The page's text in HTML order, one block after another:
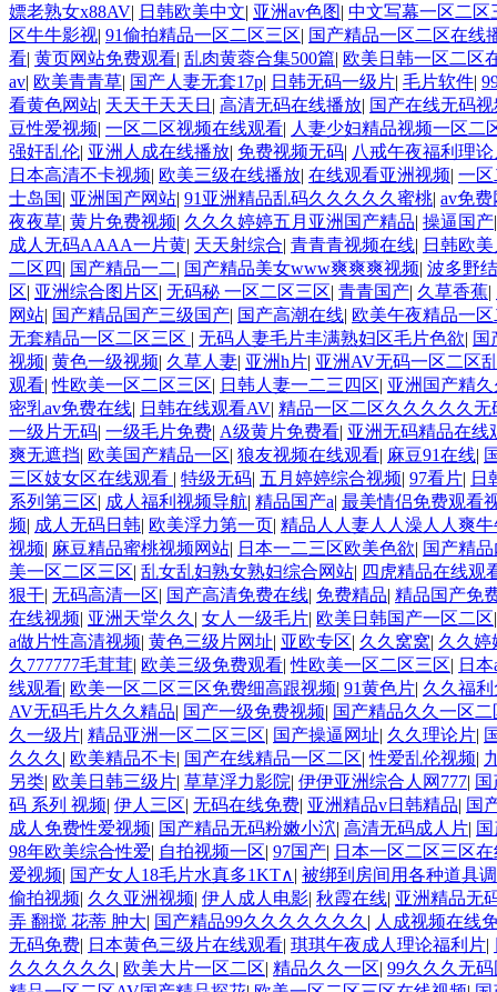
嫖老熟女x88AV| 日韩欧美中文| 亚洲av色图| 中文写幕一区二区
区牛牛影视| 91偷拍精品一区二区三区| 国产精品一区二区在线
看| 黄页网站免费观看| 乱肉黄蓉合集500篇| 欧美日韩一区二区
av| 欧美青青草| 国产人妻无套17p| 日韩无码一级片| 毛片软件|
看黄色网站| 天天干天天日 | 高清无码在线播放| 国产在线无码
豆性爱视频| 一区二区视频在线观看| 人妻少妇精品视频一区二
强奸乱伦| 亚洲人成在线播放| 免费视频无码| 八戒午夜福利理
日本高清不卡视频| 欧美三级在线播放| 在线观看亚洲视频| 一
士岛国| 亚洲国产网站| 91亚洲精品乱码久久久久久蜜桃| av免费
夜夜草| 黄片免费视频| 久久久婷婷五月亚洲国产精品| 操逼国产
成人无码AAAA一片黄| 天天射综合| 青青青视频在线| 日韩欧
二区四| 国产精品一二| 国产精品美女www爽爽爽视频| 波多野
区| 亚洲综合图片区| 无码秘 一区二区三区| 青青国产| 久草香蕉|
网站| 国产精品国产三级国产| 国产高潮在线| 欧美午夜精品一
无套精品一区二区三区 | 无码人妻毛片丰满熟妇区毛片色欲| 国
视频| 黄色一级视频| 久草人妻| 亚洲h片| 亚洲AV无码一区二区
观看|性欧美一区二区三区| 日韩人妻一二三四区| 亚洲国产精
密乳av免费在线| 日韩在线观看AV| 精品一区二区久久久久久无
一级片无码| 一级毛片免费| A级黄片免费看| 亚洲无码精品在线
爽无遮挡| 欧美国产精品一区| 狼友视频在线观看| 麻豆91在线|
三区妓女区在线观看 | 特级无码| 五月婷婷综合视频| 97看片| 日
系列第三区| 成人福利视频导航| 精品国产a| 最美情侣免费观看
频| 成人无码日韩| 欧美浮力第一页| 精品人人妻人人澡人人爽牛
视频| 麻豆精品蜜桃视频网站| 日本一二三区欧美色欲| 国产精
美一区二区三区| 乱女乱妇熟女熟妇综合网站| 四虎精品在线观
狠干| 无码高清一区| 国产高清免费在线| 免费精品| 精品国产免
在线视频| 亚洲天堂久久 | 女人一级毛片| 欧美日韩国产一区二区
a做片性高清视频| 黄色三级片网址| 亚欧专区| 久久窝窝| 久久婷
久777777毛茸茸| 欧美三级免费观看|性欧美一区二区三区| 日
线观看| 欧美一区二区三区免费细高跟视频| 91黄色片| 久久福
AV无码毛片久久精品| 国产一级免费视频| 国产精品久久一区
久一级片| 精品亚洲一区二区三区| 国产操逼网址| 久久理论片|
久久久 | 欧美精品不卡| 国产在线精品一区二区|性爱乱伦视频|
另类| 欧美日韩三级片| 草草浮力影院| 伊伊亚洲综合人网777|
码 系列 视频| 伊人三区| 无码在线免费| 亚洲精品v日韩精品| 国
成人免费性爱视频| 国产精品无码粉嫩小泬| 高清无码成人片|
98年欧美综合性爱| 自拍视频一区| 97国产| 日本一区二区三区
爱视频| 国产女人18毛片水真多1KT∧| 被绑到房间用各种道具
偷拍视频| 久久亚洲视频| 伊人成人电影| 秋霞在线| 亚洲精品无
弄 翻搅 花蒂 肿大| 国产精品99久久久久久久久 | 人成视频在线
无码免费| 日本黄色三级片在线观看| 琪琪午夜成人理论福利片|
久久久久久久 | 欧美大片一区二区| 精品久久一区| 99久久久无